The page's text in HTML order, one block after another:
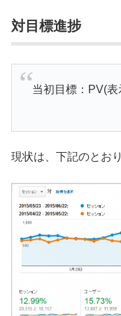
対目標進捗
当初目標：PV(表
現状は、下記のとおり